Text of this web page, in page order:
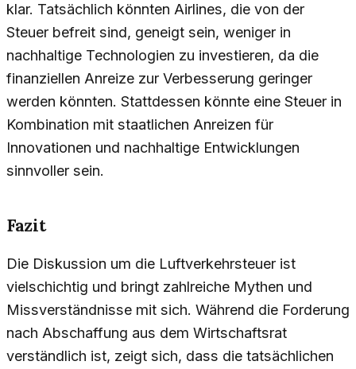
klar. Tatsächlich könnten Airlines, die von der
Steuer befreit sind, geneigt sein, weniger in
nachhaltige Technologien zu investieren, da die
finanziellen Anreize zur Verbesserung geringer
werden könnten. Stattdessen könnte eine Steuer in
Kombination mit staatlichen Anreizen für
Innovationen und nachhaltige Entwicklungen
sinnvoller sein.
Fazit
Die Diskussion um die Luftverkehrsteuer ist
vielschichtig und bringt zahlreiche Mythen und
Missverständnisse mit sich. Während die Forderung
nach Abschaffung aus dem Wirtschaftsrat
verständlich ist, zeigt sich, dass die tatsächlichen